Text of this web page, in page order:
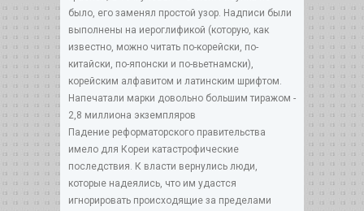
было, его заменял простой узор. Надписи были
выполнены на иероглификой (которую, как
известно, можно читать по-корейски, по-
китайски, по-японски и по-вьетнамски),
корейским алфавитом и латинским шрифтом.
Напечатали марки довольно большим тиражом -
2,8 миллиона экземпляров
Падение реформаторского правительства
имело для Кореи катастрофические
последствия. К власти вернулись люди,
которые надеялись, что им удастся
игнорировать происходящие за пределами